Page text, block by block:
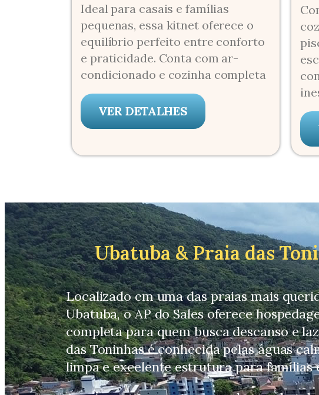
Ideal para casais e famílias
pequenas, essa kitnet oferece o
equilíbrio perfeito entre conforto
e praticidade. Conta com ar-
condicionado e cozinha completa
VER DETALHES
Ubatuba & Praia das
Localizado em uma das praias mais
Ubatuba, o AP do Sales oferece
completa para quem busca descanso e
das Toninhas é conhecida pelas águas
limpa e excelente estrutura para famílias